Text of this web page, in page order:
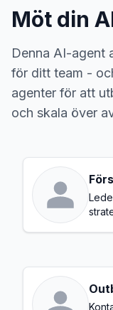
Möt din
Denna AI-agent
för ditt team -
agenter för att
och skala över